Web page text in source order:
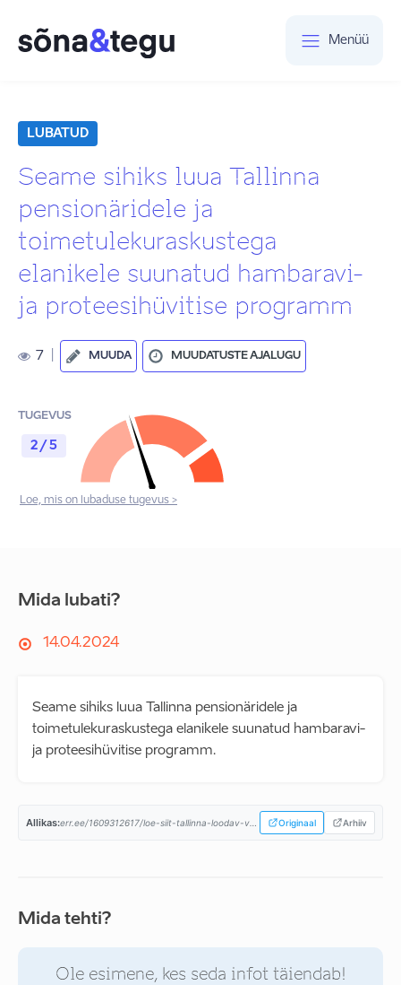
Menüü
LUBATUD
Seame sihiks luua Tallinna
pensionäridele ja
toimetulekuraskustega
elanikele suunatud hambaravi-
ja proteesihüvitise programm
7 MUUDA MUUDATUSTE AJALUGU
TUGEVUS
2 / 5
Loe, mis on lubaduse tugevus >
Mida lubati?
14.04.2024
Seame sihiks luua Tallinna pensionäridele ja
toimetulekuraskustega elanikele suunatud hambaravi-
ja proteesihüvitise programm.
Allikas: Originaal Arhiiv
Mida tehti?
Ole esimene, kes seda infot täiendab!